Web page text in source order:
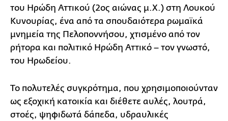
του Ηρώδη Αττικού (2ος αιώνας μ.Χ.) στη Λουκού
Κυνουρίας, ένα από τα σπουδαιότερα ρωμαϊκά
μνημεία της Πελοποννήσου, χτισμένο από τον
ρήτορα και πολιτικό Ηρώδη Αττικό – τον γνωστό,
του Ηρωδείου.
Το πολυτελές συγκρότημα, που χρησιμοποιούνταν
ως εξοχική κατοικία και διέθετε αυλές, λουτρά,
στοές, ψηφιδωτά δάπεδα, υδραυλικές